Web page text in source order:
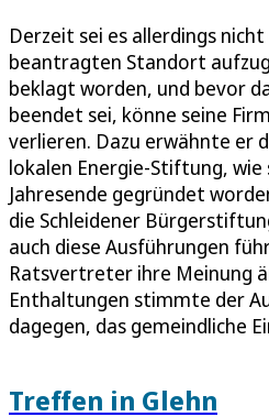
Derzeit sei es allerdings
beantragten Standort
beklagt worden, und bevor
beendet sei, könne seine
verlieren. Dazu erwähnte er
lokalen Energie-Stiftung, wie
Jahresende gegründet
die Schleidener
auch diese Ausführungen
Ratsvertreter ihre Meinung
Enthaltungen stimmte der
dagegen, das gemeindliche
Treffen in Glehn